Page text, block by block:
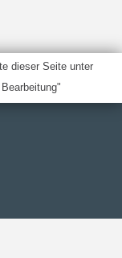
dieser Seite unter